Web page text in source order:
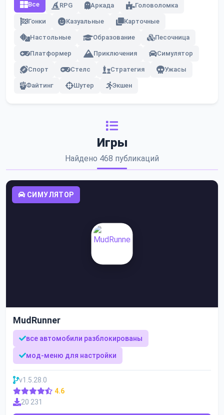
Все RPG Аркада Головоломка
Гонки Казуальные Карточные
Настольные Образование Песочница
Платформер Приключения Симулятор
Спорт Стелс Стратегия Ужасы
Файтинг Шутер Экшен
Игры
Найдено 468 публикаций
СИМУЛЯТОР
MudRunner
все автомобили разблокированы
мод-меню для настройки
v1.5.28.0
4.6
20 231